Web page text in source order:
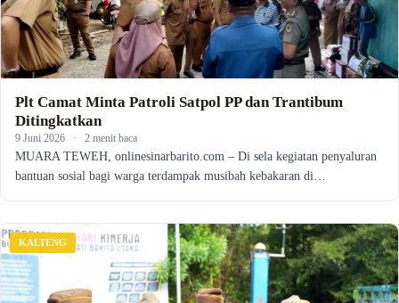
Plt Camat Minta Patroli Satpol PP dan Trantibum
Ditingkatkan
9 Juni 2026 · 2 menit baca
MUARA TEWEH, onlinesinarbarito.com – Di sela kegiatan penyaluran
bantuan sosial bagi warga terdampak musibah kebakaran di…
KALTENG